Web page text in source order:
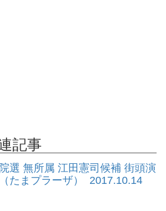
記事
選 無所属 江田憲司候補 街頭演
たまプラーザ） 2017.10.14